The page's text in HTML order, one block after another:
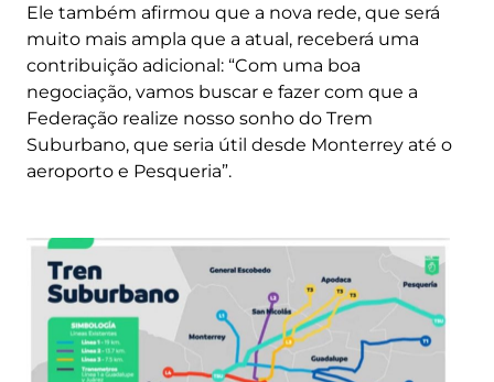
Ele também afirmou que a nova rede, que será
muito mais ampla que a atual, receberá uma
contribuição adicional: “Com uma boa
negociação, vamos buscar e fazer com que a
Federação realize nosso sonho do Trem
Suburbano, que seria útil desde Monterrey até o
aeroporto e Pesqueria”.